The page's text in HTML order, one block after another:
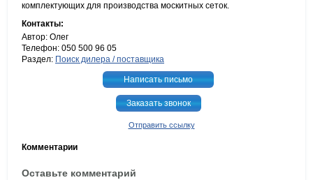
комплектующих для производства москитных сеток.
Контакты:
Автор: Олег
Телефон: 050 500 96 05
Раздел: Поиск дилера / поставщика
Написать письмо
Заказать звонок
Отправить ссылку
Комментарии
Оставьте комментарий